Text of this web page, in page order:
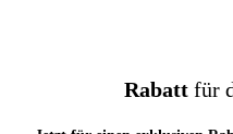
Rabattfür